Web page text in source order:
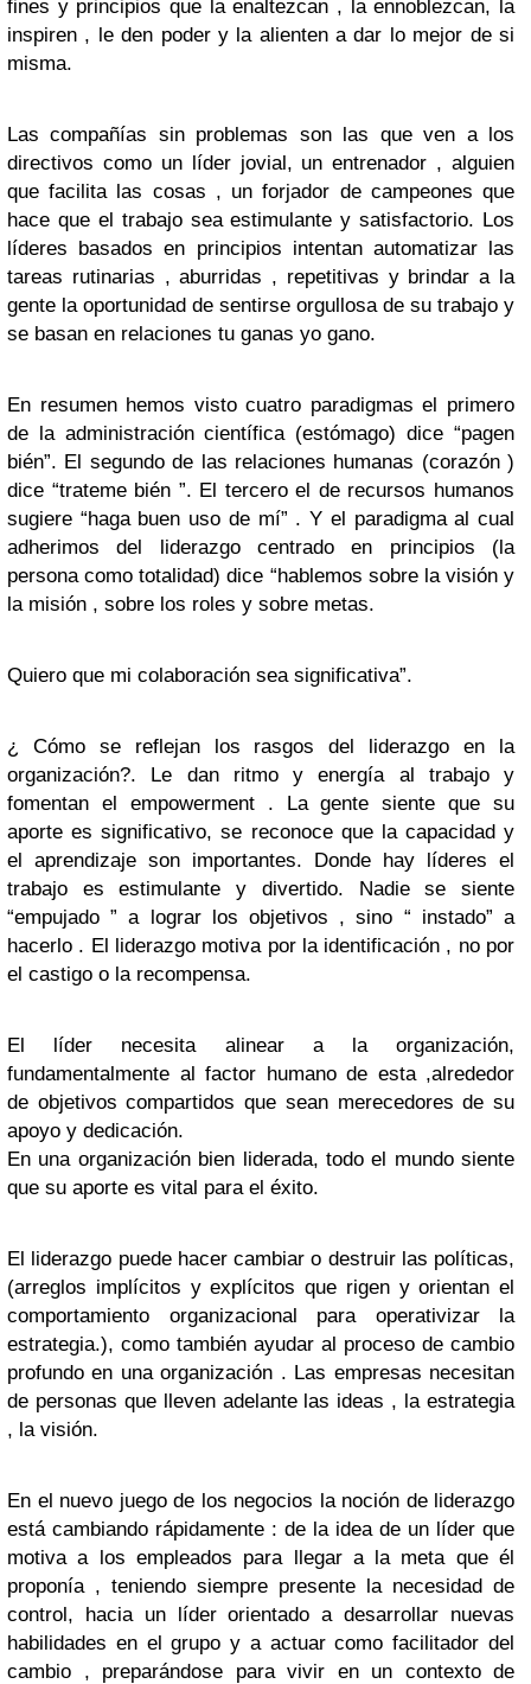
fines y principios que la enaltezcan , la ennoblezcan, la
inspiren , le den poder y la alienten a dar lo mejor de si
misma.
Las compañías sin problemas son las que ven a los
directivos como un líder jovial, un entrenador , alguien
que facilita las cosas , un forjador de campeones que
hace que el trabajo sea estimulante y satisfactorio. Los
líderes basados en principios intentan automatizar las
tareas rutinarias , aburridas , repetitivas y brindar a la
gente la oportunidad de sentirse orgullosa de su trabajo y
se basan en relaciones tu ganas yo gano.
En resumen hemos visto cuatro paradigmas el primero
de la administración científica (estómago) dice “pagen
bién”. El segundo de las relaciones humanas (corazón )
dice “trateme bién ”. El tercero el de recursos humanos
sugiere “haga buen uso de mí” . Y el paradigma al cual
adherimos del liderazgo centrado en principios (la
persona como totalidad) dice “hablemos sobre la visión y
la misión , sobre los roles y sobre metas.
Quiero que mi colaboración sea significativa”.
¿ Cómo se reflejan los rasgos del liderazgo en la
organización?. Le dan ritmo y energía al trabajo y
fomentan el empowerment . La gente siente que su
aporte es significativo, se reconoce que la capacidad y
el aprendizaje son importantes. Donde hay líderes el
trabajo es estimulante y divertido. Nadie se siente
“empujado ” a lograr los objetivos , sino “ instado” a
hacerlo . El liderazgo motiva por la identificación , no por
el castigo o la recompensa.
El líder necesita alinear a la organización,
fundamentalmente al factor humano de esta ,alrededor
de objetivos compartidos que sean merecedores de su
apoyo y dedicación.
En una organización bien liderada, todo el mundo siente
que su aporte es vital para el éxito.
El liderazgo puede hacer cambiar o destruir las políticas,
(arreglos implícitos y explícitos que rigen y orientan el
comportamiento organizacional para operativizar la
estrategia.), como también ayudar al proceso de cambio
profundo en una organización . Las empresas necesitan
de personas que lleven adelante las ideas , la estrategia
, la visión.
En el nuevo juego de los negocios la noción de liderazgo
está cambiando rápidamente : de la idea de un líder que
motiva a los empleados para llegar a la meta que él
proponía , teniendo siempre presente la necesidad de
control, hacia un líder orientado a desarrollar nuevas
habilidades en el grupo y a actuar como facilitador del
cambio , preparándose para vivir en un contexto de